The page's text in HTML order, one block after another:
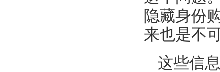
隐藏身份
来也是不
这些信